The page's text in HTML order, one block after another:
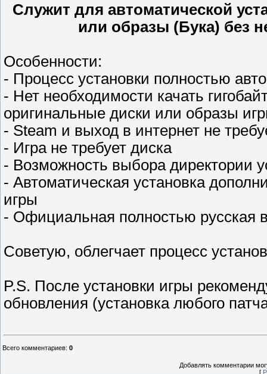
Служит для автоматической
или образы (Бука) без
Особенности:
- Процесс установки полностью
- Нет необходимости качать
оригинальные диски или образы
- Steam и выход в интернет не
- Игра не требует диска
- Возможность выбора директории
- Автоматическая установка
игры
- Официальная полностью русская
Советую, облегчает процесс
P.S. После установки игры
обновления (установка любого
Всего комментариев: 0
Добавлять комментарии
[